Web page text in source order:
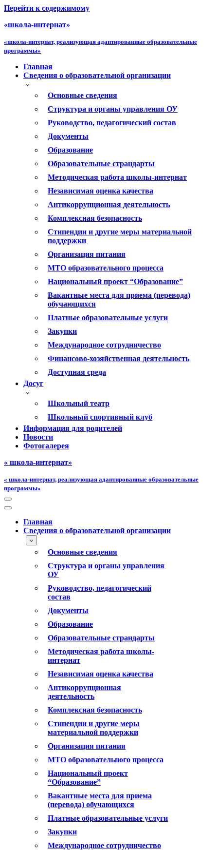
Перейти к содержимому
«школа-интернат»
«школа-интернат, реализующая адаптированные образовательные
программы»
Главная
Сведения о образовательной организации
Основные сведения
Структура и органы управления ОУ
Руководство, педагогический состав
Документы
Образование
Образовательные страндарты
Методическая работа школы-интернат
Независимая оценка качества
Антикоррупционная деятельность
Комплексная безопасность
Стипендии и другие меры материальной
поддержки
Организация питания
МТО образовательного процесса
Национальный проект “Образование”
Вакантные места для приема (перевода)
обучающихся
Платные образовательные услуги
Закупки
Международное сотрудничество
Финансово-хозяйственная деятельность
Доступная среда
Досуг
Школьный театр
Школьный спортивный клуб
Информация для родителей
Новости
Фотогалерея
« школа-интернат»
« школа-интернат, реализующая адаптированные образовательные
программы»
Меню
навигации
Меню
навигацииГлавная
Сведения о образовательной организации
Основные сведения
Структура и органы управления
ОУ
Руководство, педагогический
состав
Документы
Образование
Образовательные страндарты
Методическая работа школы-
интернат
Независимая оценка качества
Антикоррупционная
деятельность
Комплексная безопасность
Стипендии и другие меры
материальной поддержки
Организация питания
МТО образовательного процесса
Национальный проект
“Образование”
Вакантные места для приема
(перевода) обучающихся
Платные образовательные услуги
Закупки
Международное сотрудничество